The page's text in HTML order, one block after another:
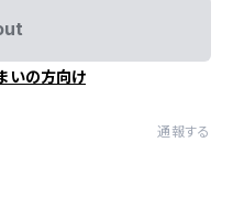
いの方向け
通報する